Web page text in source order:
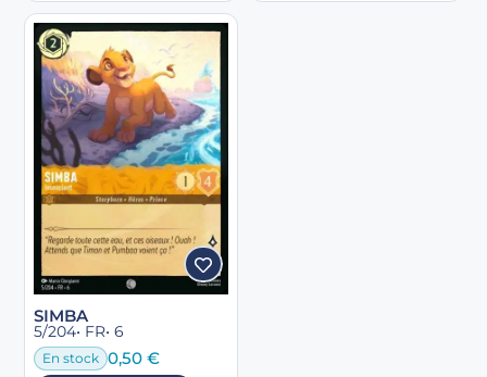
SIMBA
5/204• FR• 6
En stock 0,50€